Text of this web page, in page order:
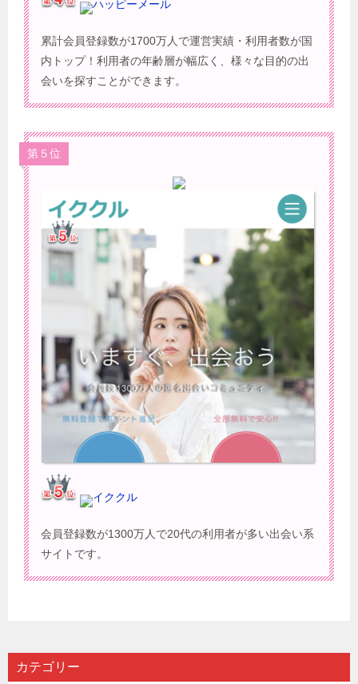
ハッピーメール
累計会員登録数が1700万人で運営実績・利用者数が国
内トップ！利用者の年齢層が幅広く、様々な目的の出
会いを探すことができます。
第５位
イククル
会員登録数が1300万人で20代の利用者が多い出会い系
サイトです。
カテゴリー